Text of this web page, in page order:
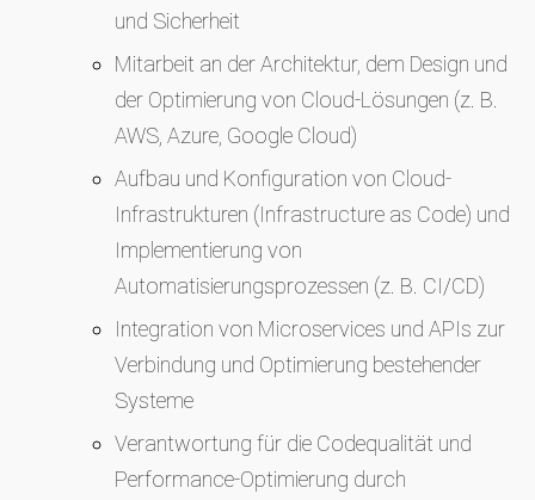
und Sicherheit
Mitarbeit an der Architektur, dem Design und
der Optimierung von Cloud-Lösungen (z. B.
AWS, Azure, Google Cloud)
Aufbau und Konfiguration von Cloud-
Infrastrukturen (Infrastructure as Code) und
Implementierung von
Automatisierungsprozessen (z. B. CI/CD)
Integration von Microservices und APIs zur
Verbindung und Optimierung bestehender
Systeme
Verantwortung für die Codequalität und
Performance-Optimierung durch